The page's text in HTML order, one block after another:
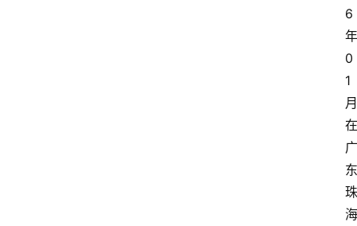
6
年
0
1
月
在
广
东
珠
海